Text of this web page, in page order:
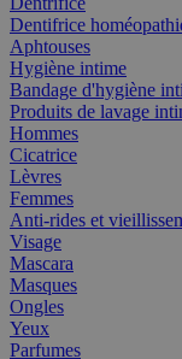
Dentifrice
Aphtouses
Hygiène intime
Bandage d'hygiène
Produits de lavage
Hommes
Cicatrice
Lèvres
Femmes
Anti-rides et
Visage
Mascara
Masques
Ongles
Yeux
Parfumes